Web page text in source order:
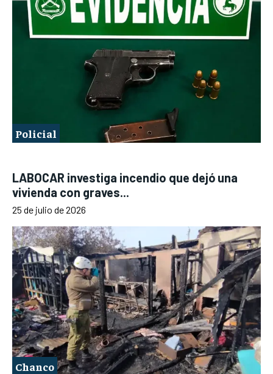
Policial
LABOCAR investiga incendio que dejó una
vivienda con graves...
25 de julio de 2026
Chanco